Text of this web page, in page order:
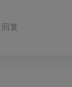
回复